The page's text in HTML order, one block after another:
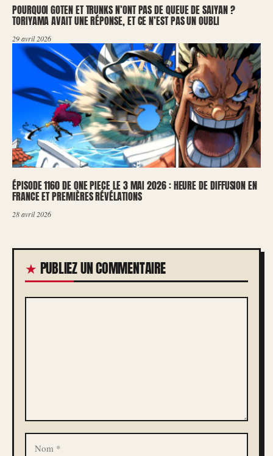
POURQUOI GOTEN ET TRUNKS N’ONT PAS DE QUEUE DE SAIYAN ?
TORIYAMA AVAIT UNE RÉPONSE, ET CE N’EST PAS UN OUBLI
29 avril 2026
ÉPISODE 1160 DE ONE PIECE LE 3 MAI 2026 : HEURE DE DIFFUSION EN
FRANCE ET PREMIÈRES RÉVÉLATIONS
28 avril 2026
PUBLIEZ UN COMMENTAIRE
COMMENTAIRE
NOM